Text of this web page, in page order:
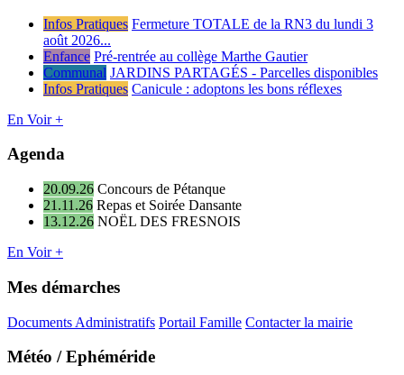
Infos Pratiques Fermeture TOTALE de la RN3 du lundi 3
août 2026...
Enfance Pré-rentrée au collège Marthe Gautier
Communal JARDINS PARTAGÉS - Parcelles disponibles
Infos Pratiques Canicule : adoptons les bons réflexes
En Voir +
Agenda
20.09.26 Concours de Pétanque
21.11.26 Repas et Soirée Dansante
13.12.26 NOËL DES FRESNOIS
En Voir +
Mes démarches
Documents Administratifs Portail Famille Contacter la mairie
Météo / Ephéméride